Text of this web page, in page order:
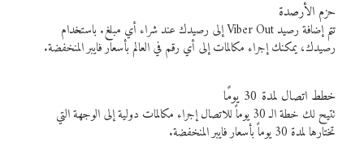
حزم الأرصدة
تتم إضافة رصيد Viber Out إلى رصيدك عند شراء أي مبلغ. باستخدام
رصيدك، يمكنك إجراء مكالمات إلى أي رقم في العالم بأسعار فايبر المنخفضة.
خطط اتصال لمدة 30 يومًا
تتيح لك خطة الـ 30 يوماً للاتصال إجراء مكالمات دولية إلى الوجهة التي
تختارها لمدة 30 يوماً بأسعار فايبر المنخفضة.